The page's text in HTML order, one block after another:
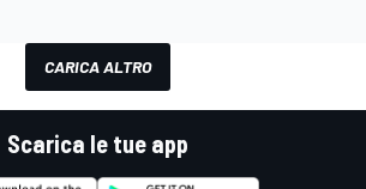
CARICA ALTRO
Scarica le tue app